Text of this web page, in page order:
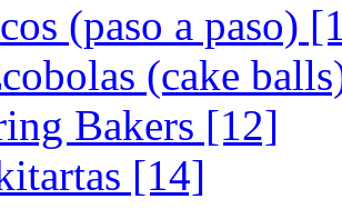
(paso a paso)
(cake
Bakers [12]
[14]